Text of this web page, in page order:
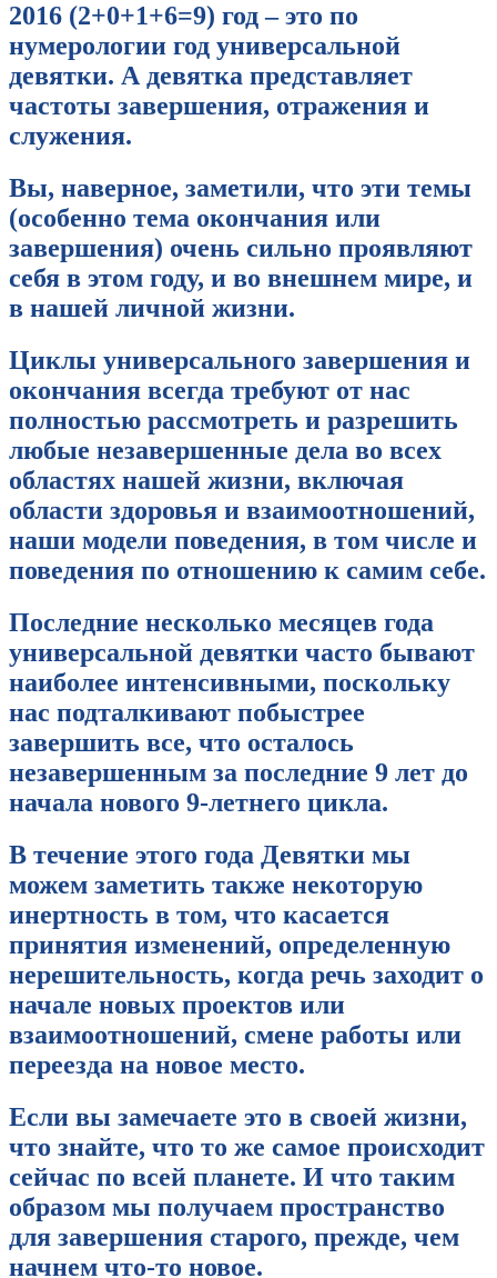
2016 (2+0+1+6=9) год – это по
нумерологии год универсальной
девятки. А девятка представляет
частоты завершения, отражения и
служения.
Вы, наверное, заметили, что эти темы
(особенно тема окончания или
завершения) очень сильно проявляют
себя в этом году, и во внешнем мире, и
в нашей личной жизни.
Циклы универсального завершения и
окончания всегда требуют от нас
полностью рассмотреть и разрешить
любые незавершенные дела во всех
областях нашей жизни, включая
области здоровья и взаимоотношений,
наши модели поведения, в том числе и
поведения по отношению к самим себе.
Последние несколько месяцев года
универсальной девятки часто бывают
наиболее интенсивными, поскольку
нас подталкивают побыстрее
завершить все, что осталось
незавершенным за последние 9 лет до
начала нового 9-летнего цикла.
В течение этого года Девятки мы
можем заметить также некоторую
инертность в том, что касается
принятия изменений, определенную
нерешительность, когда речь заходит о
начале новых проектов или
взаимоотношений, смене работы или
переезда на новое место.
Если вы замечаете это в своей жизни,
что знайте, что то же самое происходит
сейчас по всей планете. И что таким
образом мы получаем пространство
для завершения старого, прежде, чем
начнем что-то новое.